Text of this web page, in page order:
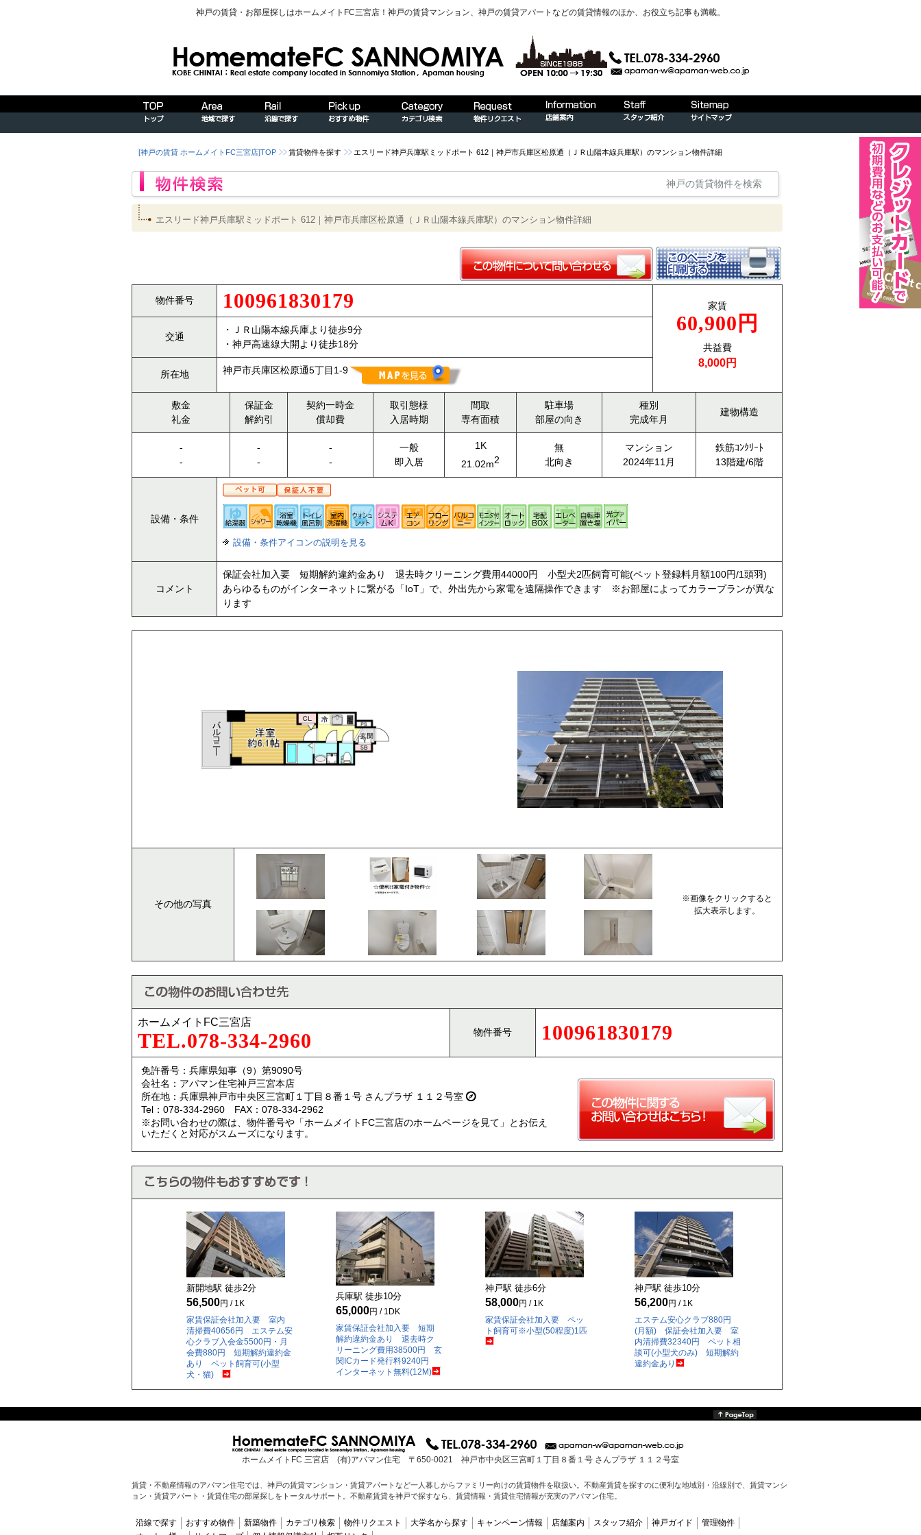
神戸の賃貸・お部屋探しはホームメイトFC三宮店！神戸の賃貸マンション、神戸の賃貸アパートなどの賃貸情報のほか、お役立ち記事も満載。
[神戸の賃貸 ホームメイトFC三宮店]TOP 賃貸物件を探す エスリード神戸兵庫駅ミッドポート 612｜神戸市兵庫区松原通（ＪＲ山陽本線兵庫駅）のマンション物件詳細
神戸の賃貸物件を検索
エスリード神戸兵庫駅ミッドポート 612｜神戸市兵庫区松原通（ＪＲ山陽本線兵庫駅）のマンション物件詳細
物件番号 100961830179 家賃
60,900円
共益費
8,000円
交通
・ＪＲ山陽本線兵庫より徒歩9分
・神戸高速線大開より徒歩18分
所在地 神戸市兵庫区松原通5丁目1-9
敷金
礼金
保証金
解約引
契約一時金
償却費
取引態様
入居時期
間取
専有面積
駐車場
部屋の向き
種別
完成年月
建物構造
-
-
-
-
-
-
一般
即入居
1K
21.02m2
無
北向き
マンション
2024年11月
鉄筋ｺﾝｸﾘｰﾄ
13階建/6階
設備・条件
設備・条件アイコンの説明を見る
コメント
保証会社加入要 短期解約違約金あり 退去時クリーニング費用44000円 小型犬2匹飼育可能(ペット登録料月額100円/1頭羽)
あらゆるものがインターネットに繋がる「IoT」で、外出先から家電を遠隔操作できます ※お部屋によってカラープランが異な
ります
その他の写真
※画像をクリックすると
拡大表示します。
ホームメイトFC三宮店
TEL.078-334-2960 物件番号 100961830179
免許番号：兵庫県知事（9）第9090号
会社名：アパマン住宅神戸三宮本店
所在地：兵庫県神戸市中央区三宮町１丁目８番１号 さんプラザ １１２号室
Tel：078-334-2960 FAX：078-334-2962
※お問い合わせの際は、物件番号や「ホームメイトFC三宮店のホームページを見て」とお伝え
いただくと対応がスムーズになります。
新開地駅 徒歩2分
56,500円 / 1K
家賃保証会社加入要 室内
清掃費40656円 エステム安
心クラブ入会金5500円・月
会費880円 短期解約違約金
あり ペット飼育可(小型
犬・猫)
兵庫駅 徒歩10分
65,000円 / 1DK
家賃保証会社加入要 短期
解約違約金あり 退去時ク
リーニング費用38500円 玄
関ICカード発行料9240円
インターネット無料(12M)
神戸駅 徒歩6分
58,000円 / 1K
家賃保証会社加入要 ペッ
ト飼育可※小型(50程度)1匹
神戸駅 徒歩10分
56,200円 / 1K
エステム安心クラブ880円
(月額) 保証会社加入要 室
内清掃費32340円 ペット相
談可(小型犬のみ) 短期解約
違約金あり
ホームメイトFC 三宮店 (有)アパマン住宅 〒650-0021 神戸市中央区三宮町１丁目８番１号 さんプラザ １１２号室
賃貸・不動産情報のアパマン住宅では、神戸の賃貸マンション・賃貸アパートなど一人暮しからファミリー向けの賃貸物件を取扱い。不動産賃貸を探すのに便利な地域別・沿線別で、賃貸マンシ
ョン・賃貸アパート・賃貸住宅の部屋探しをトータルサポート。不動産賃貸を神戸で探すなら、賃貸情報・賃貸住宅情報が充実のアパマン住宅。
沿線で探す おすすめ物件 新築物件 カテゴリ検索 物件リクエスト 大学名から探す キャンペーン情報 店舗案内 スタッフ紹介 神戸ガイド
管理物件